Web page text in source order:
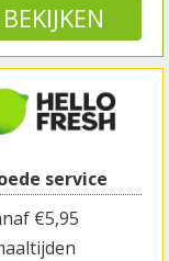
BEKIJKEN
service
€5,95